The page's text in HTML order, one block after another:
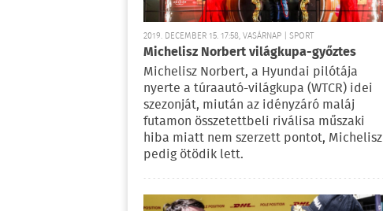
2019. DECEMBER 15. 17:58, VASÁRNAP | SPORT
Michelisz Norbert világkupa-győztes
Michelisz Norbert, a Hyundai pilótája
nyerte a túraautó-világkupa (WTCR) idei
szezonját, miután az idényzáró maláj
futamon összetettbeli riválisa műszaki
hiba miatt nem szerzett pontot, Michelisz
pedig ötödik lett.